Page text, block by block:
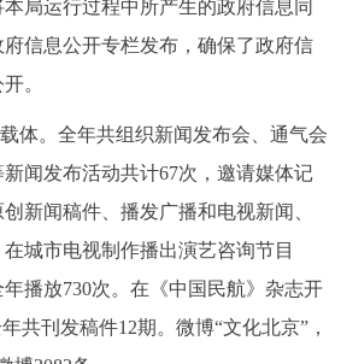
局运行过程中所产生的政府信息同
信息公开专栏发布，确保了政府信
。
。全年共组织新闻发布会、通气会
闻发布活动共计67次，邀请媒体记
新闻稿件、播发广播和电视新闻、
城市电视制作播出演艺咨询节目
年播放730次。在《中国民航》杂志开
共刊发稿件12期。微博“文化北京”，